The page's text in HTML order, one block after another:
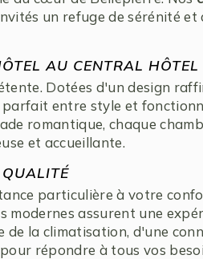
un refuge de sérénité et
AU CENTRAL
Dotées d'un design
parfait entre style et
romantique, chaque
et accueillante.
particulière à votre
modernes assurent une
de la climatisation, d'une
répondre à tous vos